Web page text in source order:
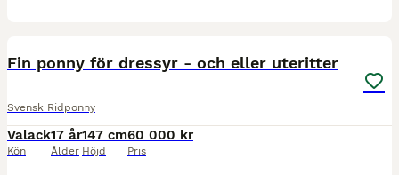
Fin ponny för dressyr - och eller uteritter
Svensk Ridponny
Valack
Kön
17 år
Ålder
147 cm
Höjd
60 000 kr
Pris